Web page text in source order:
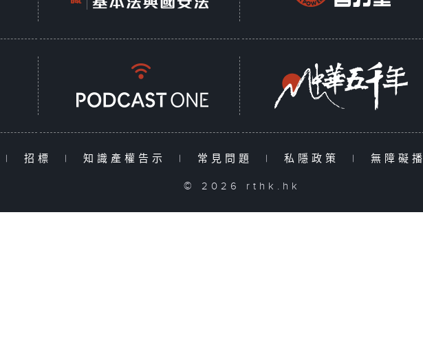
| 招標 | 知識產權告示 | 常見問題 | 私隱政策 | 無障礙
© 2026 rthk.hk